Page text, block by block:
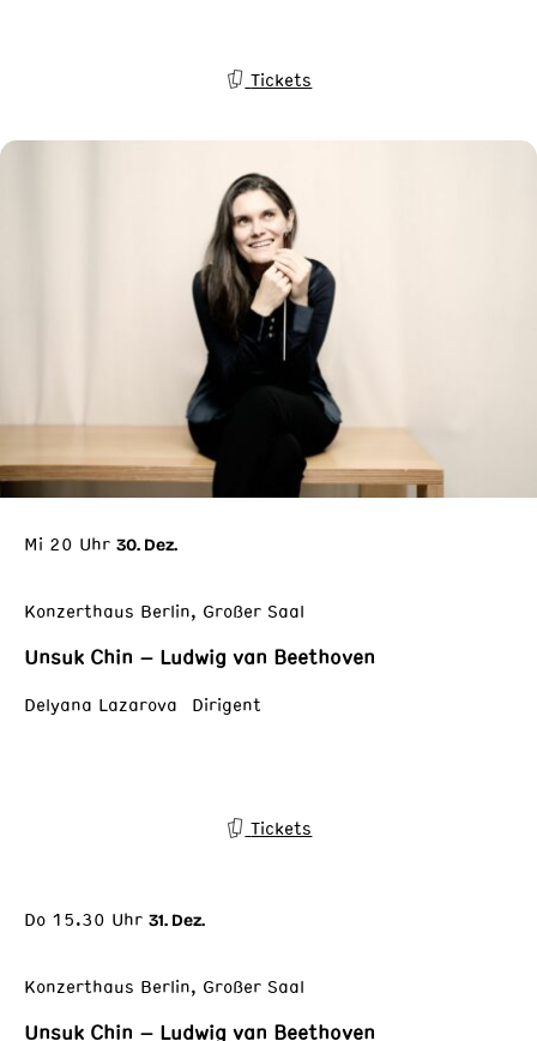
Tickets
Mi 20 Uhr 30. Dez.
Konzerthaus Berlin, Großer Saal
Unsuk Chin – Ludwig van Beethoven
Delyana Lazarova Dirigent
Tickets
Do 15.30 Uhr 31. Dez.
Konzerthaus Berlin, Großer Saal
Unsuk Chin – Ludwig van Beethoven